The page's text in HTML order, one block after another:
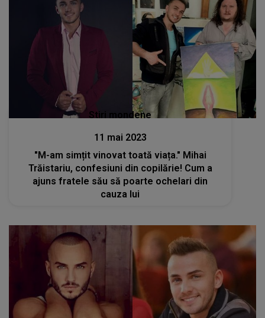
Stiri mondene
11 mai 2023
"M-am simțit vinovat toată viața." Mihai
Trăistariu, confesiuni din copilărie! Cum a
ajuns fratele său să poarte ochelari din
cauza lui